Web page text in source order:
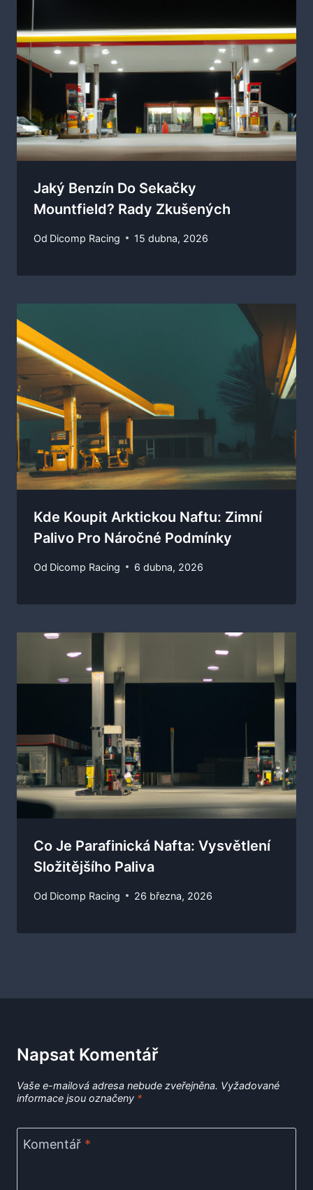
Jaký Benzín Do Sekačky
Mountfield? Rady Zkušených
Od Dicomp Racing 15 dubna, 2026
Kde Koupit Arktickou Naftu: Zimní
Palivo Pro Náročné Podmínky
Od Dicomp Racing 6 dubna, 2026
Co Je Parafinická Nafta: Vysvětlení
Složitějšího Paliva
Od Dicomp Racing 26 března, 2026
Napsat Komentář
Vaše e-mailová adresa nebude zveřejněna. Vyžadované
informace jsou označeny *
Komentář *